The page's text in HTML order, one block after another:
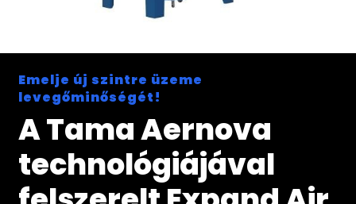
Emelje új szintre üzeme
levegőminőségét!
A Tama Aernova
technológiájával